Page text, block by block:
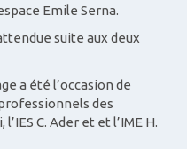
Emile Serna.
suite aux deux
a été l’occasion de
des
C. Ader et et l’IME H.